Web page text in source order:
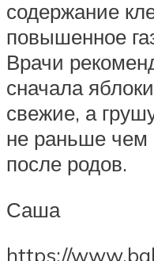
содержание
повышенное
Врачи
сначала
свежие, а
не раньше чем
после родов.
Саша
https://